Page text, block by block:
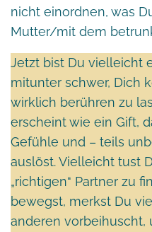
nicht einordnen, was
Mutter/mit dem
Jetzt bist Du vielleicht
mitunter schwer, Dich
wirklich berühren zu
erscheint wie ein Gift,
Gefühle und – teils
auslöst. Vielleicht tust
„richtigen“ Partner zu
bewegst, merkst Du
anderen vorbeihuscht,